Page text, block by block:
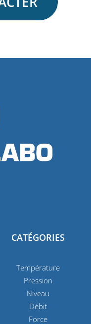
CATÉGORIES
Température
Pression
Niveau
Débit
Force